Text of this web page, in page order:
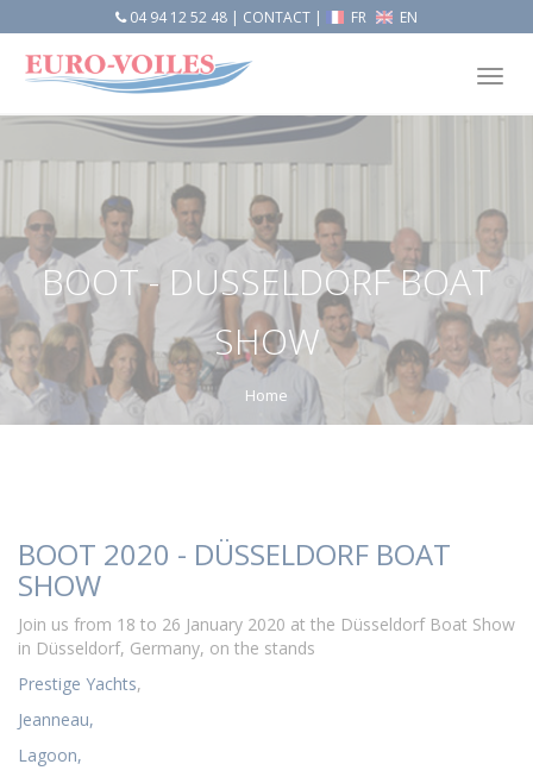
04 94 12 52 48| CONTACT| FR EN
BOOT - DUSSELDORF BOAT
SHOW
Home
BOOT 2020 - DÜSSELDORF BOAT
SHOW
Join us from 18 to 26 January 2020 at the Düsseldorf Boat Show
in Düsseldorf, Germany, on the stands
Prestige Yachts,
Jeanneau,
Lagoon,